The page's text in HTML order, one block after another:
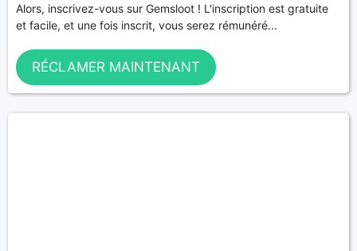
Alors, inscrivez-vous sur Gemsloot ! L'inscription est gratuite
et facile, et une fois inscrit, vous serez rémunéré...
RÉCLAMER MAINTENANT